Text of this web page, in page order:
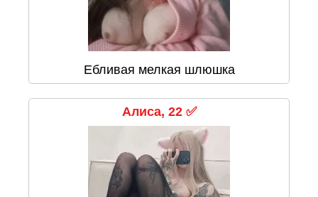
Ебливая мелкая шлюшка
Алиса, 22 ✅